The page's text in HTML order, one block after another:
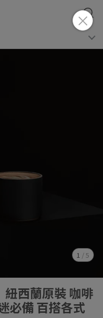
1 /5
西蘭原裝 咖啡
必備 百搭各式